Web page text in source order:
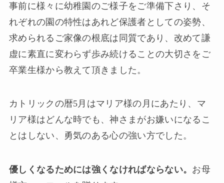
事前に様々に幼稚園のご様子をご準備下さり、そ
れぞれの園の特性はあれど保護者としての姿勢、
求められるご家像の根底は同質であり、改めて謙
虚に素直に変わらず歩み続けることの大切さをご
卒業生様から教えて頂きました。
カトリックの暦5月はマリア様の月にあたり、マ
リア様はどんな時でも、神さまがお嫌いになるこ
とはしない、勇気のある心の強い方でした。
優しくなるためには強くなければならない。 お母